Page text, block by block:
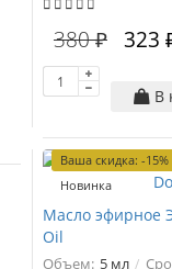
380 ₽ 323
В
Ваша скидка: -15%
Новинка
Масло эфирное
Oil
Объем: 5 мл